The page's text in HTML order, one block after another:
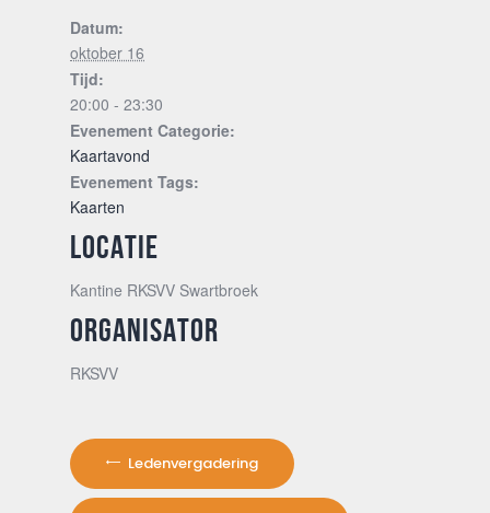
Datum:
oktober 16
Tijd:
20:00 - 23:30
Evenement Categorie:
Kaartavond
Evenement Tags:
Kaarten
LOCATIE
Kantine RKSVV Swartbroek
ORGANISATOR
RKSVV
Ledenvergadering